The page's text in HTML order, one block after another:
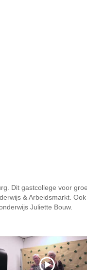
Dit gastcollege voor
& Arbeidsmarkt. Ook
Juliette Bouw.